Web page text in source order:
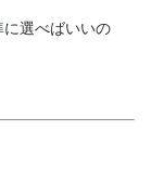
に選べばいいの